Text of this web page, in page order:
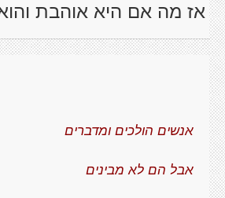
אז מה אם היא אוהבת
אנשים הולכים ומדברים
אבל הם לא מבינים